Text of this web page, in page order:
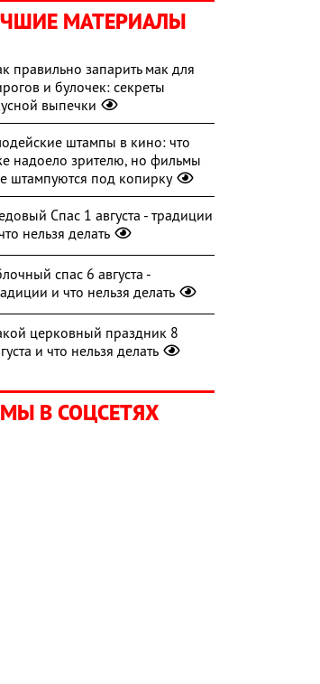
МАТЕРИАЛЫ
правильно запарить мак для
и булочек: секреты
выпечки
штампы в кино: что
надоело зрителю, но фильмы
штампуются под копирку
Спас 1 августа - традиции
нельзя делать
спас 6 августа -
и что нельзя делать
церковный праздник 8
и что нельзя делать
МЫ В СОЦСЕТЯХ